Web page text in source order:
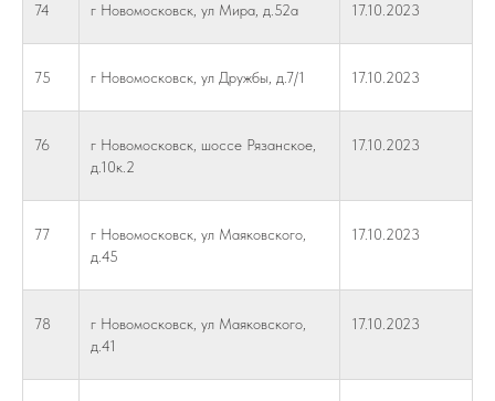
74 г Новомосковск, ул Мира, д.52а 17.10.2023
75 г Новомосковск, ул Дружбы, д.7/1 17.10.2023
76
г Новомосковск, шоссе Рязанское,
д.10к.2
17.10.2023
77
г Новомосковск, ул Маяковского,
д.45
17.10.2023
78
г Новомосковск, ул Маяковского,
д.41
17.10.2023